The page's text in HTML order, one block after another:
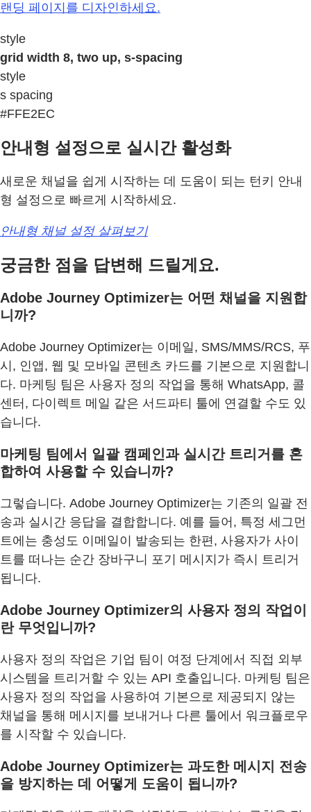
랜딩 페이지를 디자인하세요.
style
grid width 8, two up, s-spacing
style
s spacing
#FFE2EC
안내형 설정으로 실시간 활성화
새로운 채널을 쉽게 시작하는 데 도움이 되는 턴키 안내
형 설정으로 빠르게 시작하세요.
안내형 채널 설정 살펴보기
궁금한 점을 답변해 드릴게요.
Adobe Journey Optimizer는 어떤 채널을 지원합
니까?
Adobe Journey Optimizer는 이메일, SMS/MMS/RCS, 푸
시, 인앱, 웹 및 모바일 콘텐츠 카드를 기본으로 지원합니
다. 마케팅 팀은 사용자 정의 작업을 통해 WhatsApp, 콜
센터, 다이렉트 메일 같은 서드파티 툴에 연결할 수도 있
습니다.
마케팅 팀에서 일괄 캠페인과 실시간 트리거를 혼
합하여 사용할 수 있습니까?
그렇습니다. Adobe Journey Optimizer는 기존의 일괄 전
송과 실시간 응답을 결합합니다. 예를 들어, 특정 세그먼
트에는 충성도 이메일이 발송되는 한편, 사용자가 사이
트를 떠나는 순간 장바구니 포기 메시지가 즉시 트리거
됩니다.
Adobe Journey Optimizer의 사용자 정의 작업이
란 무엇입니까?
사용자 정의 작업은 기업 팀이 여정 단계에서 직접 외부
시스템을 트리거할 수 있는 API 호출입니다. 마케팅 팀은
사용자 정의 작업을 사용하여 기본으로 제공되지 않는
채널을 통해 메시지를 보내거나 다른 툴에서 워크플로우
를 시작할 수 있습니다.
Adobe Journey Optimizer는 과도한 메시지 전송
을 방지하는 데 어떻게 도움이 됩니까?